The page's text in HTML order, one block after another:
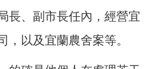
長、副市長任內，經營宜
，以及宜蘭農舍案等。